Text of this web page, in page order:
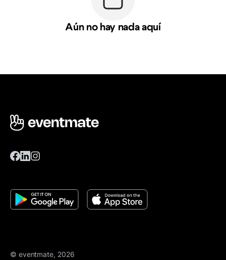
Aún no hay nada aquí
© eventmate, 2026